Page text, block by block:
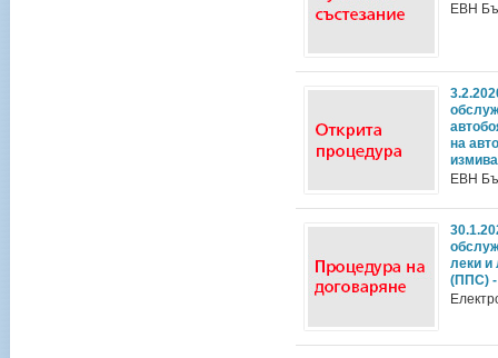
ЕВН
на
ЕВН
леки и
(ППС) -